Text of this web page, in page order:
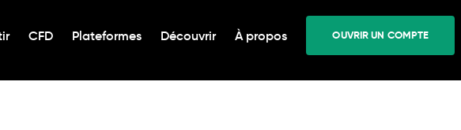
CFD Plateformes Découvrir À propos OUVRIR UN COMPTE
démo ou sur
OUVRIR UN COMPTE
Le trading Forex et CFD implique des
conditions s’appliquent.